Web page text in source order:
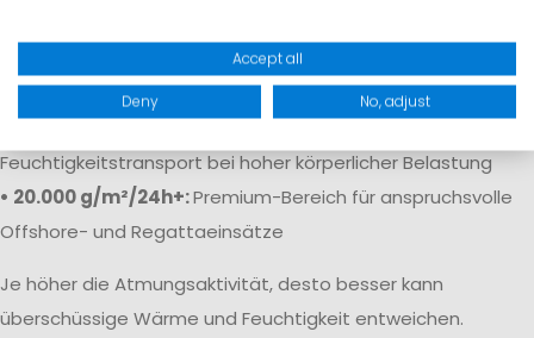
• 10.000 g/m²/24h:Gute Atmungsaktivität für aktive Segler
Feuchtigkeitstransport bei hoher körperlicher Belastung
• 20.000 g/m²/24h+:Premium-Bereich für anspruchsvolle
Offshore- und Regattaeinsätze
Je höher die Atmungsaktivität, desto besser kann
überschüssige Wärme und Feuchtigkeit entweichen.
Accept all
Deny No, adjust